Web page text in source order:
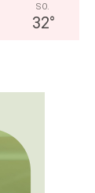
SO.
32°